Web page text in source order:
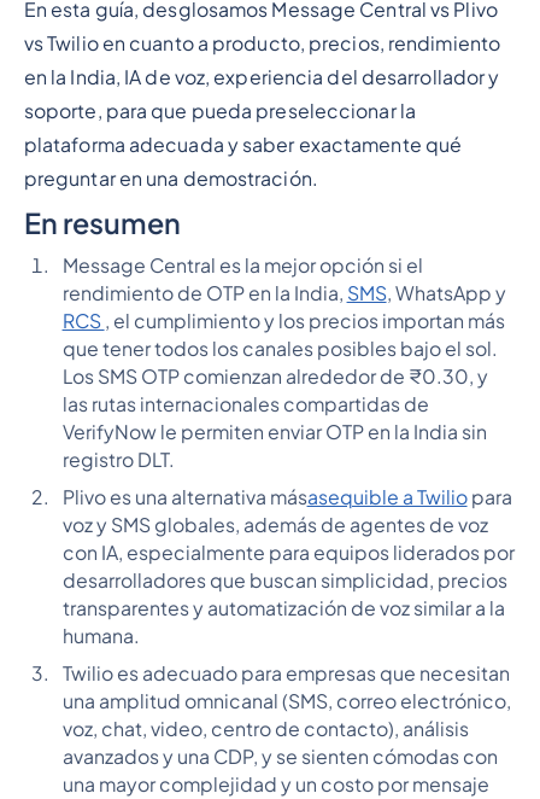
En esta guía, desglosamos Message Central vs Plivo
vs Twilio en cuanto a producto, precios, rendimiento
en la India, IA de voz, experiencia del desarrollador y
soporte, para que pueda preseleccionar la
plataforma adecuada y saber exactamente qué
preguntar en una demostración.
En resumen
Message Central es la mejor opción si el
rendimiento de OTP en la India, SMS, WhatsApp y
RCS , el cumplimiento y los precios importan más
que tener todos los canales posibles bajo el sol.
Los SMS OTP comienzan alrededor de ₹0.30, y
las rutas internacionales compartidas de
VerifyNow le permiten enviar OTP en la India sin
registro DLT.
Plivo es una alternativa másasequible a Twiliopara
voz y SMS globales, además de agentes de voz
con IA, especialmente para equipos liderados por
desarrolladores que buscan simplicidad, precios
transparentes y automatización de voz similar a la
humana.
Twilio es adecuado para empresas que necesitan
una amplitud omnicanal (SMS, correo electrónico,
voz, chat, video, centro de contacto), análisis
avanzados y una CDP, y se sienten cómodas con
una mayor complejidad y un costo por mensaje